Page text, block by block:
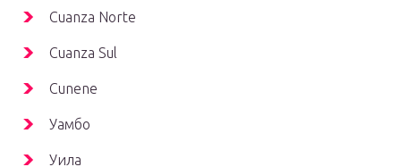
Cuanza Norte
Cuanza Sul
Cunene
Уамбо
Уила